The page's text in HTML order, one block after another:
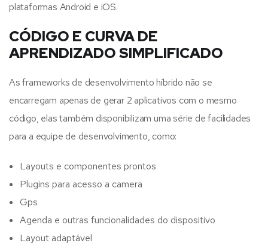
plataformas Android e iOS.
CÓDIGO E CURVA DE
APRENDIZADO SIMPLIFICADO
As frameworks de desenvolvimento híbrido não se
encarregam apenas de gerar 2 aplicativos com o mesmo
código, elas também disponibilizam uma série de facilidades
para a equipe de desenvolvimento, como:
Layouts e componentes prontos
Plugins para acesso a camera
Gps
Agenda e outras funcionalidades do dispositivo
Layout adaptável